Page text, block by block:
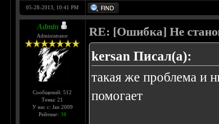
05-28-2013, 10:41 PM
Admin
Administrator
Сообщений: 512
Темы: 21
У нас с: Jan 2009
Рейтинг: 30
RE: [Ошибка] Не
kersan Писал(а):
такая же проблема и
помогает